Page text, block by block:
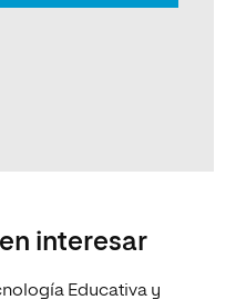
interesar
Educativa y